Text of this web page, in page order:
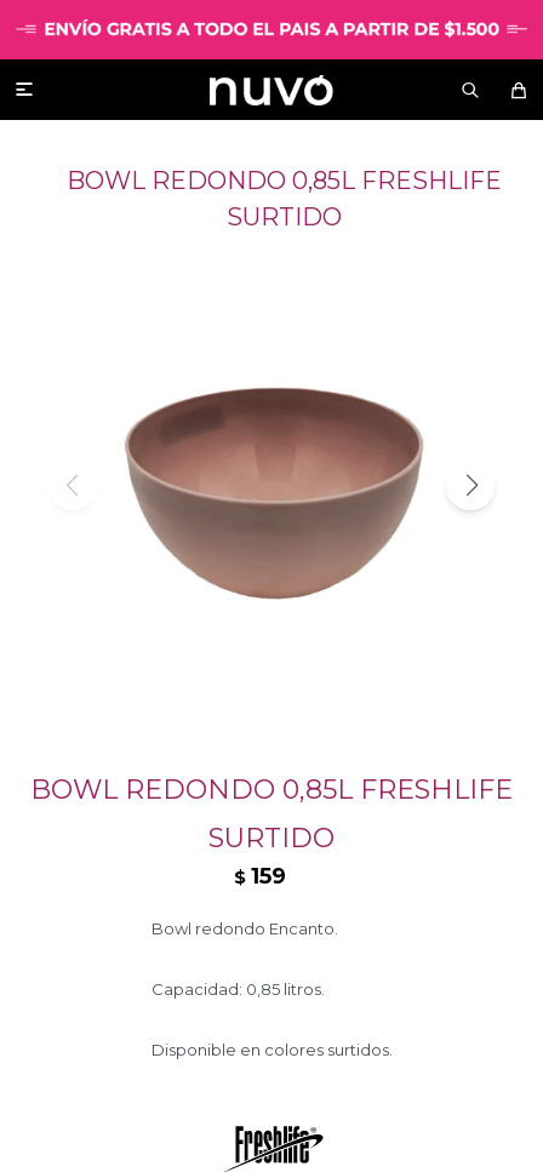

BOWL REDONDO 0,85L FRESHLIFE
SURTIDO
BOWL REDONDO 0,85L FRESHLIFE
SURTIDO
$ 159
Bowl redondo Encanto.
Capacidad: 0,85 litros.
Disponible en colores surtidos.